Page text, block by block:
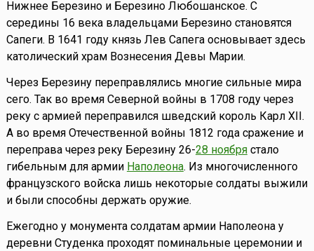
Нижнее Березино и Березино Любошанское. С
середины 16 века владельцами Березино становятся
Сапеги. В 1641 году князь Лев Сапега основывает здесь
католический храм Вознесения Девы Марии.
Через Березину переправлялись многие сильные мира
сего. Так во время Северной войны в 1708 году через
реку с армией переправился шведский король Карл XII.
А во время Отечественной войны 1812 года сражение и
переправа через реку Березину 26-28 ноябрястало
гибельным для армии Наполеона. Из многочисленного
французского войска лишь некоторые солдаты выжили
и были способны держать оружие.
Ежегодно у монумента солдатам армии Наполеона у
деревни Студенка проходят поминальные церемонии и